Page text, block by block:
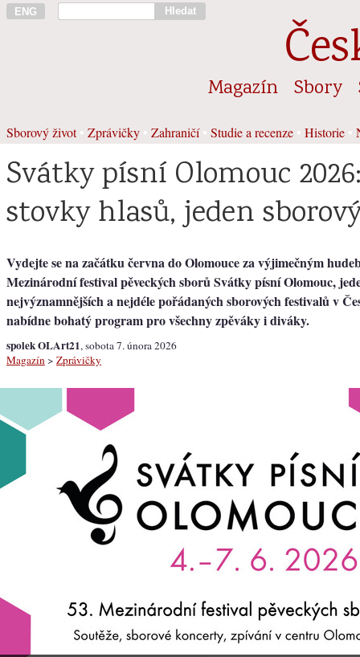
ENG Hledat
Magazín Sbory
Sborový život• Zprávičky Zahraničí• Studie a recenze Historie
Svátky písní Olomouc
stovky hlasů, jeden
Vydejte se na začátku června do Olomouce za výjimečným
Mezinárodní festival pěveckých sborů Svátky písní Olomouc,
nejvýznamnějších a nejdéle pořádaných sborových festivalů v
nabídne bohatý program pro všechny zpěváky i diváky.
spolek OLArt21, sobota 7. února 2026
Magazín > Zprávičky